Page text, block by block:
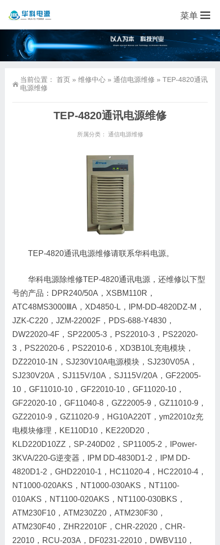
菜单
当前位置： 首页 » 维修中心 » 通信电源维修 » TEP-4820通讯
电源维修
TEP-4820通讯电源维修
所属分类： 通信电源维修
TEP-4820通讯电源维修请联系华科电源。
华科电源除维修TEP-4820通讯电源，还维修以下型
号的产品：DPR240/50A，XSBM110R，
ATC48MS3000ⅢA，XD4850-L，IPM-DD-4820DZ-M，
JZK-C220，JZM-22002F，PDS-688-Y4830，
DW22020-4F，SP22005-3，PS22010-3，PS22020-
3，PS22020-6，PS22010-6，XD3B10L充电模块，
DZ22010-1N，SJ230V10A电源模块，SJ230V05A，
SJ230V20A，SJ115V/10A，SJ115V/20A，GF22005-
10，GF11010-10，GF22010-10，GF11020-10，
GF22020-10，GF11040-8，GZ22005-9，GZ11010-9，
GZ22010-9，GZ11020-9，HG10A220T，ym22010z充
电模块修理，KE110D10，KE220D20，
KLD220D10ZZ，SP-240D02，SP11005-2，IPower-
3KVA/220-G逆变器，IPM DD-4830D1-2，IPM DD-
4820D1-2，GHD22010-1，HC11020-4，HC22010-4，
NT1000-020AKS，NT1000-030AKS，NT1100-
010AKS，NT1100-020AKS，NT1100-030BKS，
ATM230F10，ATM230Z20，ATM230F30，
ATM230F40，ZHR22010F，CHR-22020，CHR-
22010，RCU-203A，DF0231-22010，DWBV110，